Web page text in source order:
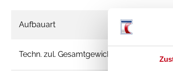
Aufbauart
Techn. zul. Gesamtgewicht